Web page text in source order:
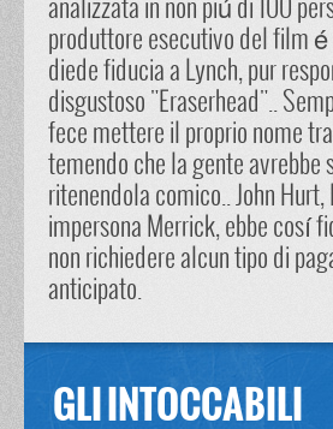
analizzata in non piú di 100
produttore esecutivo del film é
diede fiducia a Lynch, pur
disgustoso "Eraserhead"..
fece mettere il proprio nome
temendo che la gente avrebbe
ritenendola comico.. John
impersona Merrick, ebbe cosí
non richiedere alcun tipo di
anticipato.
GLI INTOCCABILI